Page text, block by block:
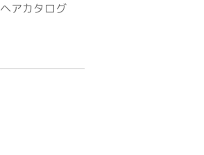
ヘアカタログ